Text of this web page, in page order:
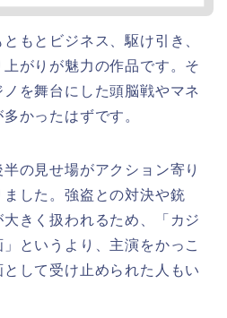
もとビジネス、駆け引き、
がりが魅力の作品です。そ
を舞台にした頭脳戦やマネ
かったはずです。
の見せ場がアクション寄り
した。強盗との対決や銃
きく扱われるため、「カジ
というより、主演をかっこ
して受け止められた人もい